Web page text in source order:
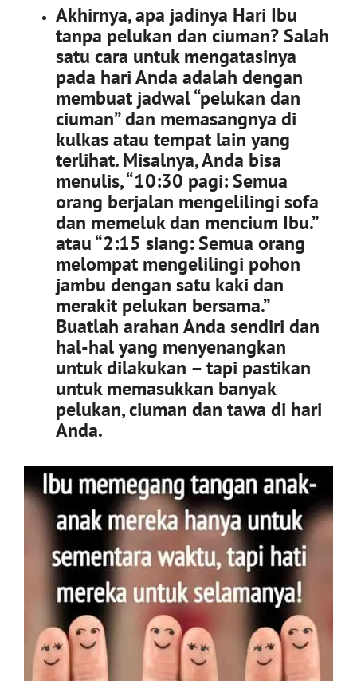
Akhirnya, apa jadinya Hari Ibu
tanpa pelukan dan ciuman? Salah
satu cara untuk mengatasinya
pada hari Anda adalah dengan
membuat jadwal “pelukan dan
ciuman” dan memasangnya di
kulkas atau tempat lain yang
terlihat. Misalnya, Anda bisa
menulis, “10:30 pagi: Semua
orang berjalan mengelilingi sofa
dan memeluk dan mencium Ibu.”
atau “2:15 siang: Semua orang
melompat mengelilingi pohon
jambu dengan satu kaki dan
merakit pelukan bersama.”
Buatlah arahan Anda sendiri dan
hal-hal yang menyenangkan
untuk dilakukan – tapi pastikan
untuk memasukkan banyak
pelukan, ciuman dan tawa di hari
Anda.